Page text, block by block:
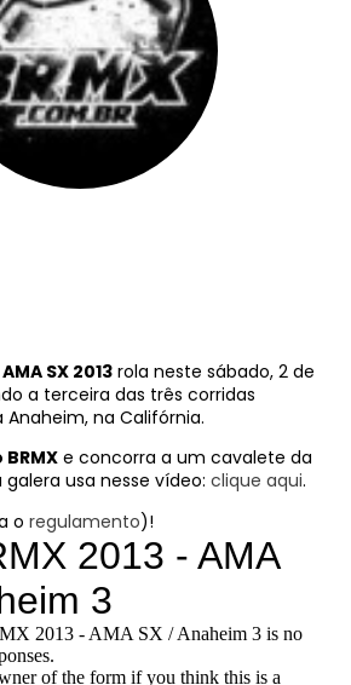
AMA SX 2013 rola neste sábado, 2 de
a terceira das três corridas
na Califórnia.
e concorra a um cavalete da
usa nesse vídeo: clique aqui.
o regulamento)!